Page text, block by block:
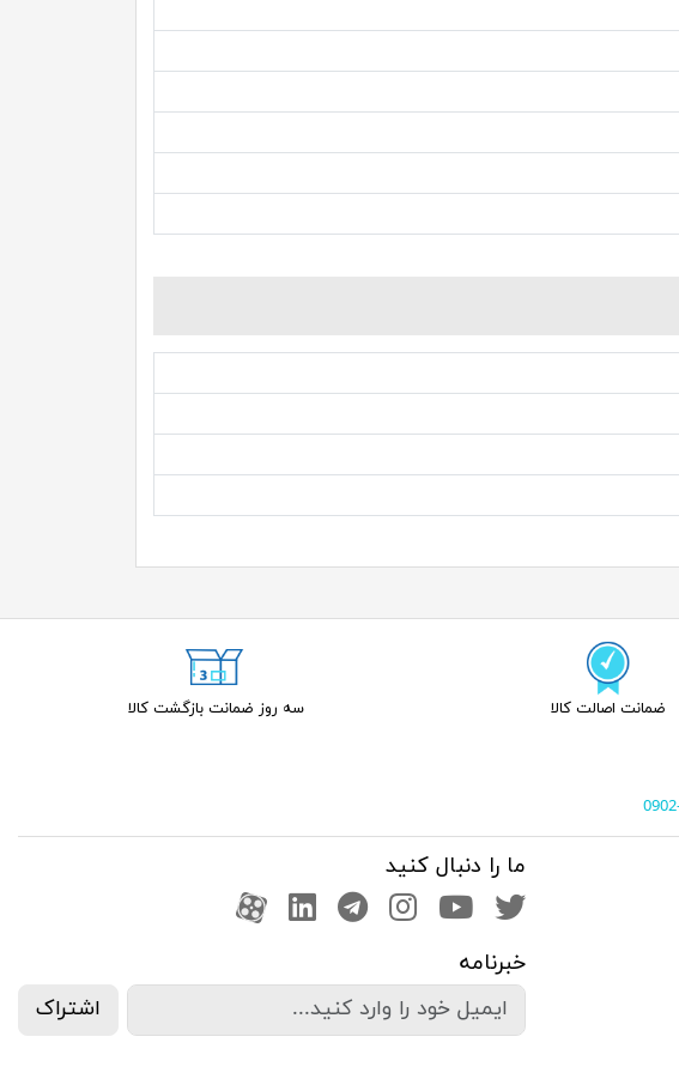
ضمانت اصالت کالا سه روز ضمانت بازگشت کالا
ما را دنبال کنید
صفحه تویتر
کانال یوتوب
اینستاگرام
کانال تلگرام
کانال لینکدین
آپارات
خبرنامه
اشتراک